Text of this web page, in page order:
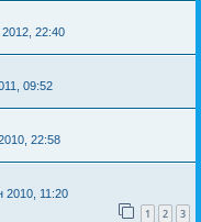
22:40
09:52
22:58
2010, 11:20
1 2 3